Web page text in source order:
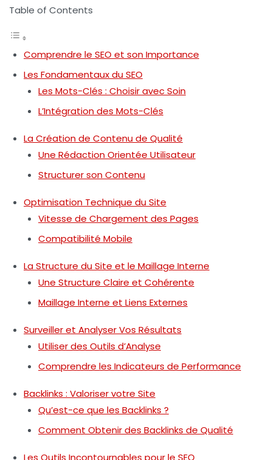
Table of Contents
Comprendre le SEO et son Importance
Les Fondamentaux du SEO
Les Mots-Clés : Choisir avec Soin
L’Intégration des Mots-Clés
La Création de Contenu de Qualité
Une Rédaction Orientée Utilisateur
Structurer son Contenu
Optimisation Technique du Site
Vitesse de Chargement des Pages
Compatibilité Mobile
La Structure du Site et le Maillage Interne
Une Structure Claire et Cohérente
Maillage Interne et Liens Externes
Surveiller et Analyser Vos Résultats
Utiliser des Outils d’Analyse
Comprendre les Indicateurs de Performance
Backlinks : Valoriser votre Site
Qu’est-ce que les Backlinks ?
Comment Obtenir des Backlinks de Qualité
Les Outils Incontournables pour le SEO